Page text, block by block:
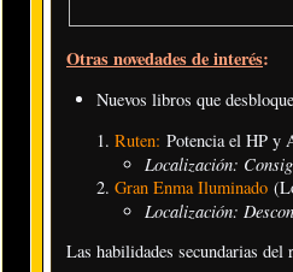
Otras novedades de interés:
Nuevos libros que
Ruten: Potencia el HP y
Localización:
Gran Enma Iluminado
Localización:
Las habilidades secundarias del